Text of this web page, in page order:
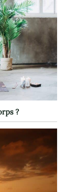
?